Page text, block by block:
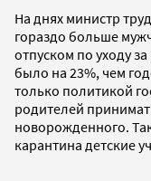
На днях министр
гораздо больше
отпуском по уходу
было на 23%, чем
только политикой
родителей
новорожденного.
карантина детские